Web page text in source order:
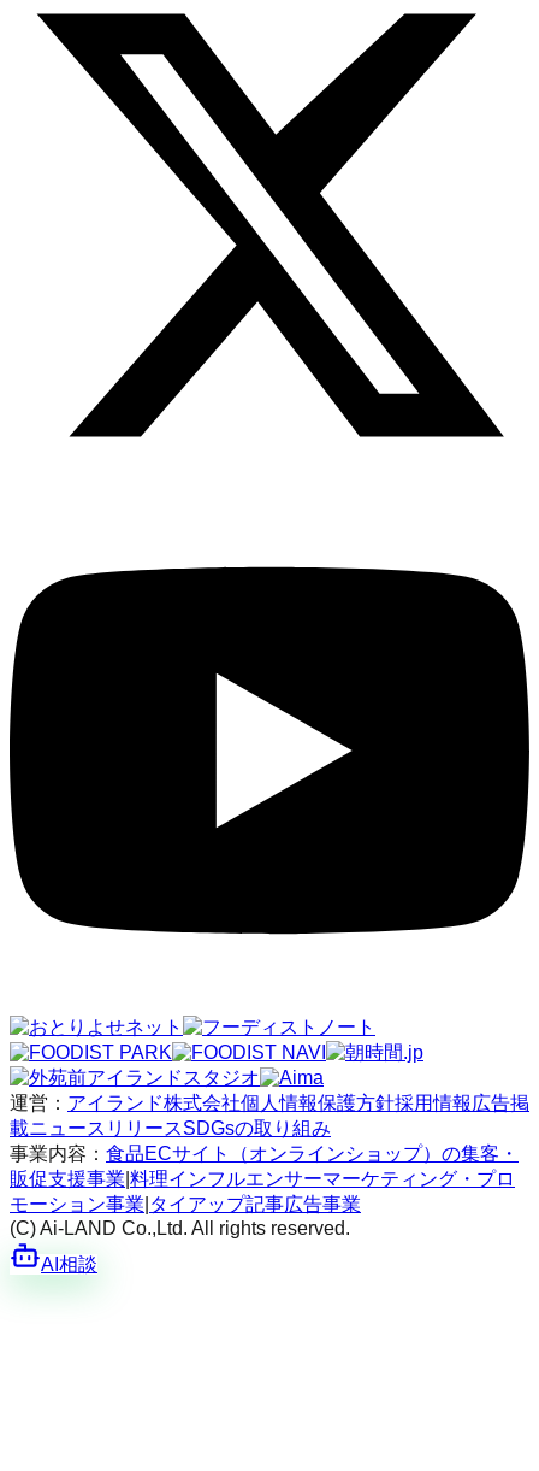
運営： アイランド株式会社個人情報保護方針採用情報 広告掲
載ニュースリリースSDGsの取り組み
事業内容： 食品ECサイト（オンラインショップ）の集客・
販促支援事業 料理インフルエンサーマーケティング・プロ
モーション事業 タイアップ記事広告事業
(C) Ai-LAND Co.,Ltd. All rights reserved.
AI相談